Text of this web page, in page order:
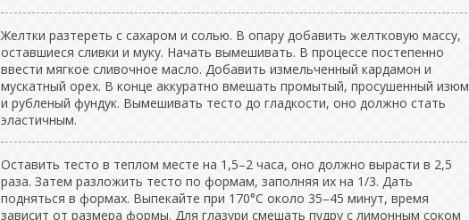
Желтки разтереть с сахаром и солью. В опару добавить желтковую массу,
оставшиеся сливки и муку. Начать вымешивать. В процессе постепенно
ввести мягкое сливочное масло. Добавить измельченный кардамон и
мускатный орех. В конце аккуратно вмешать промытый, просушенный изюм
и рубленый фундук. Вымешивать тесто до гладкости, оно должно стать
эластичным.
Оставить тесто в теплом месте на 1,5–2 часа, оно должно вырасти в 2,5
раза. Затем разложить тесто по формам, заполняя их на 1/3. Дать
подняться в формах. Выпекайте при 170°C около 35–45 минут, время
зависит от размера формы. Для глазури смешать пудру с лимонным соком